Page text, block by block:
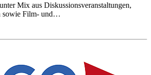
Mix aus Diskussionsveranstaltungen,
sowie Film- und…